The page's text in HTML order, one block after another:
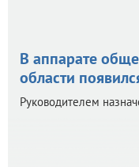
В аппарате
области
Руководителем